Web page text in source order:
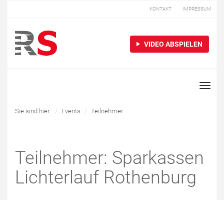
KONTAKT IMPRESSUM
VIDEO ABSPIELEN
Toggle
Sie sind hier: Events Teilnehmer
Teilnehmer: Sparkassen
Lichterlauf Rothenburg